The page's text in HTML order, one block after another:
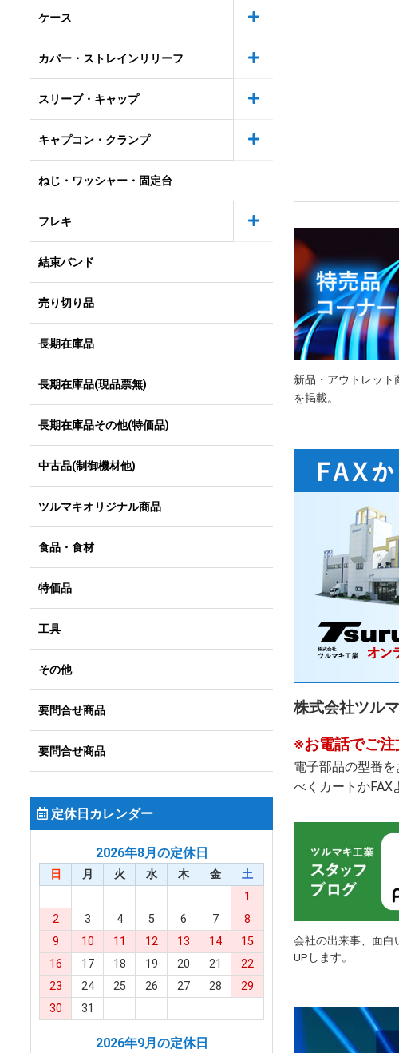
ケース
カバー・ストレインリリーフ
スリーブ・キャップ
キャプコン・クランプ
ねじ・ワッシャー・固定台
フレキ
結束バンド
売り切り品
長期在庫品
長期在庫品(現品票無)
長期在庫品その他(特価品)
中古品(制御機材他)
ツルマキオリジナル商品
食品・食材
特価品
工具
その他
要問合せ商品
要問合せ商品
定休日カレンダー
2026年8月の定休日
日 月 火 水 木 金
土
1
2
3 4 5 6 7
8
9
10 11 12 13 14
15
16
17 18 19 20 21
22
23
24 25 26 27 28
29
30
31
2026年9月の定休日
新品・アウトレット
を掲載。
株式会社ツル
※お電話でご
電子部品の型番
べくカートかFAX
会社の出来事、面白
UPします。